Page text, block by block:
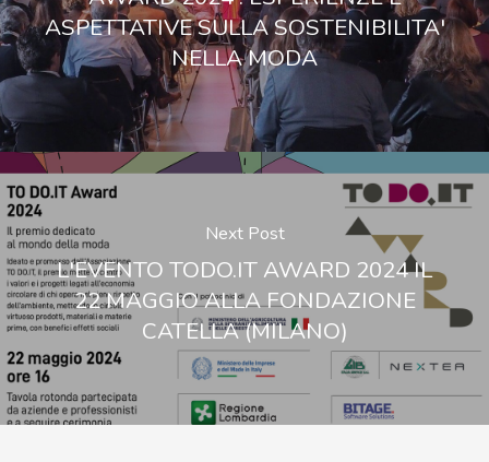
ASPETTATIVE SULLA SOSTENIBILITA'
NELLA MODA
Next Post
L'EVENTO TODO.IT AWARD 2024 IL
22 MAGGIO ALLA FONDAZIONE
CATELLA (MILANO)